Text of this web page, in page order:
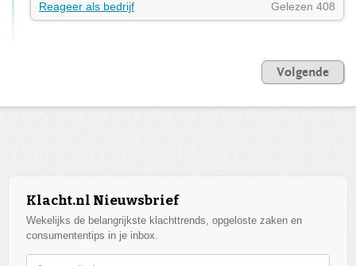
Reageer als bedrijf Gelezen 408
Volgende
Klacht.nl Nieuwsbrief
Wekelijks de belangrijkste klachttrends, opgeloste zaken en
consumententips in je inbox.